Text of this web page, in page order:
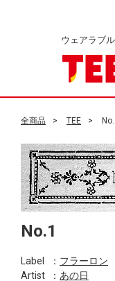
ウェアラブ
全商品 TEE
No.1
Label ： フラーロン
Artist
： あの日